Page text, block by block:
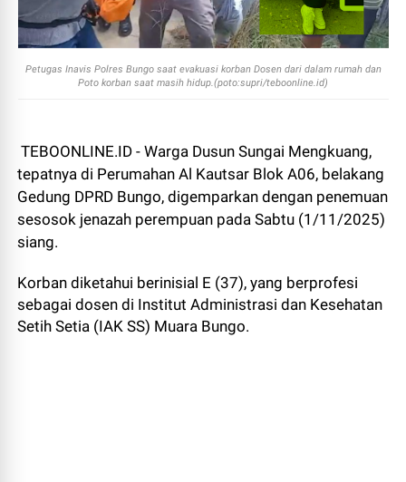
Petugas Inavis Polres Bungo saat evakuasi korban Dosen dari dalam rumah dan
Poto korban saat masih hidup.(poto:supri/teboonline.id)
TEBOONLINE.ID - Warga Dusun Sungai Mengkuang,
tepatnya di Perumahan Al Kautsar Blok A06, belakang
Gedung DPRD Bungo, digemparkan dengan penemuan
sesosok jenazah perempuan pada Sabtu (1/11/2025)
siang.
Korban diketahui berinisial E (37), yang berprofesi
sebagai dosen di Institut Administrasi dan Kesehatan
Setih Setia (IAK SS) Muara Bungo.